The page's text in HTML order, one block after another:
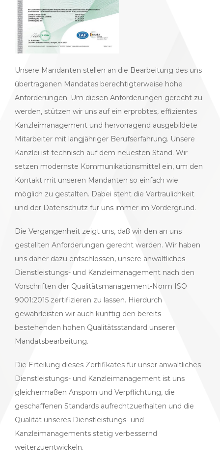
Unsere Mandanten stellen an die Bearbeitung des uns
übertragenen Mandates berechtigterweise hohe
Anforderungen. Um diesen Anforderungen gerecht zu
werden, stützen wir uns auf ein erprobtes, effizientes
Kanzleimanagement und hervorragend ausgebildete
Mitarbeiter mit langjähriger Berufserfahrung. Unsere
Kanzlei ist technisch auf dem neuesten Stand. Wir
setzen modernste Kommunikationsmittel ein, um den
Kontakt mit unseren Mandanten so einfach wie
möglich zu gestalten. Dabei steht die Vertraulichkeit
und der Datenschutz für uns immer im Vordergrund.
Die Vergangenheit zeigt uns, daß wir den an uns
gestellten Anforderungen gerecht werden. Wir haben
uns daher dazu entschlossen, unsere anwaltliches
Dienstleistungs- und Kanzleimanagement nach den
Vorschriften der Qualitätsmanagement-Norm ISO
9001:2015 zertifizieren zu lassen. Hierdurch
gewährleisten wir auch künftig den bereits
bestehenden hohen Qualitätsstandard unserer
Mandatsbearbeitung.
Die Erteilung dieses Zertifikates für unser anwaltliches
Dienstleistungs- und Kanzleimanagement ist uns
gleichermaßen Ansporn und Verpflichtung, die
geschaffenen Standards aufrechtzuerhalten und die
Qualität unseres Dienstleistungs- und
Kanzleimanagements stetig verbessernd
weiterzuentwickeln.